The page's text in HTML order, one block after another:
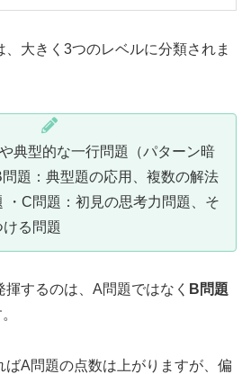
大きく3つのレベルに分類されま
典型的な一行問題（パターン暗
題：典型題の応用、複数の解法
・C問題：初見の思考力問題、そ
る問題
するのは、A問題ではなく B問題
ばA問題の点数は上がりますが、偏